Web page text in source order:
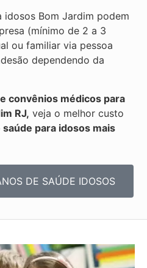
idosos Bom Jardim podem
(mínimo de 2 a 3
ou familiar via pessoa
dependendo da
convênios médicos para
RJ, veja o melhor custo
saúde para idosos mais
DE SAÚDE IDOSOS